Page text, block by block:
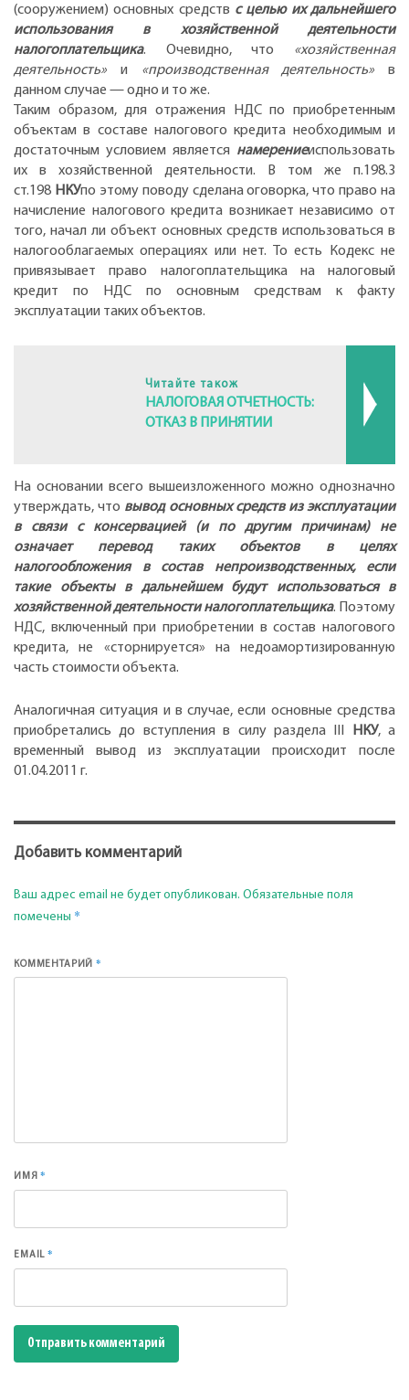
(сооружением) основных средств с целью их дальнейшего
использования в хозяйственной деятельности
налогоплательщика. Очевидно, что «хозяйственная
деятельность» и «производственная деятельность» в
данном случае — одно и то же.
Таким образом, для отражения НДС по приобретенным
объектам в составе налогового кредита необходимым и
достаточным условием является намерениеиспользовать
их в хозяйственной деятельности. В том же п.198.3
ст.198 НКУпо этому поводу сделана оговорка, что право на
начисление налогового кредита возникает независимо от
того, начал ли объект основных средств использоваться в
налогооблагаемых операциях или нет. То есть Кодекс не
привязывает право налогоплательщика на налоговый
кредит по НДС по основным средствам к факту
эксплуатации таких объектов.
Читайте також
НАЛОГОВАЯ ОТЧЕТНОСТЬ:
ОТКАЗ В ПРИНЯТИИ
На основании всего вышеизложенного можно однозначно
утверждать, что вывод основных средств из эксплуатации
в связи с консервацией (и по другим причинам) не
означает перевод таких объектов в целях
налогообложения в состав непроизводственных, если
такие объекты в дальнейшем будут использоваться в
хозяйственной деятельности налогоплательщика. Поэтому
НДС, включенный при приобретении в состав налогового
кредита, не «сторнируется» на недоамортизированную
часть стоимости объекта.
Аналогичная ситуация и в случае, если основные средства
приобретались до вступления в силу раздела III
НКУ, а
временный вывод из эксплуатации происходит после
01.04.2011 г.
Добавить комментарий
Ваш адрес email не будет опубликован. Обязательные поля
помечены *
КОММЕНТАРИЙ*
ИМЯ*
EMAIL*